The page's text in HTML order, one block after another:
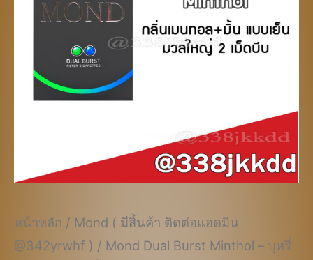
หน้าหลัก / Mond ( มีสิ้นค้า ติดต่อแอดมิน
@342yrwhf ) / Mond Dual Burst Minthol – บุหรี่